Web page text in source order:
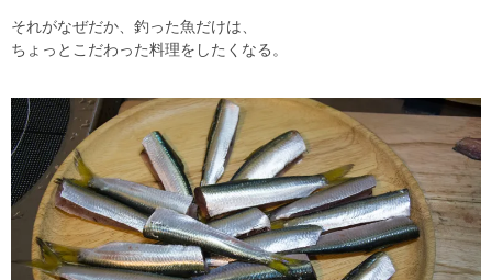
それがなぜだか、釣った魚だけは、
ちょっとこだわった料理をしたくなる。